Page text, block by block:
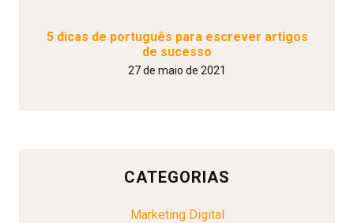
5 dicas de português para escrever artigos
de sucesso
27 de maio de 2021
CATEGORIAS
Marketing Digital